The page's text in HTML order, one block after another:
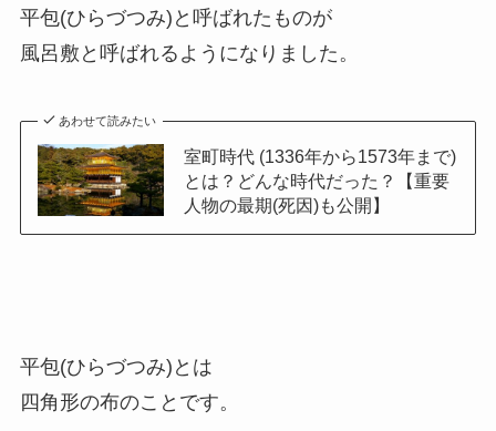
平包(ひらづつみ)と呼ばれたものが
風呂敷と呼ばれるようになりました。
あわせて読みたい
室町時代 (1336年から1573年まで)
とは？どんな時代だった？【重要
人物の最期(死因)も公開】
平包(ひらづつみ)とは
四角形の布のことです。